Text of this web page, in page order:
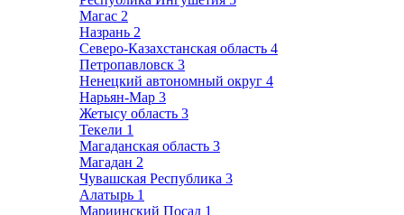
Магас 2
Назрань 2
Северо-Казахстанская область 4
Петропавловск 3
Ненецкий автономный округ 4
Нарьян-Мар 3
Жетысу область 3
Текели 1
Магаданская область 3
Магадан 2
Чувашская Республика 3
Алатырь 1
Мариинский Посад 1